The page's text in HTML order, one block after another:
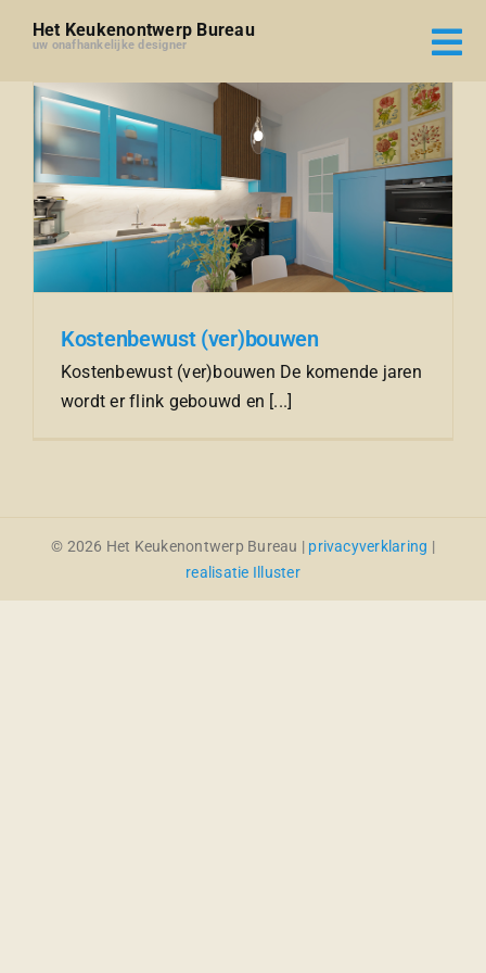
naar
Het Keukenontwerp Bureau
uw onafhankelijke designer
Kostenbewust (ver)bouwen
Kostenbewust (ver)bouwen De komende jaren
wordt er flink gebouwd en [...]
© 2026 Het Keukenontwerp Bureau | privacyverklaring |
realisatie Illuster